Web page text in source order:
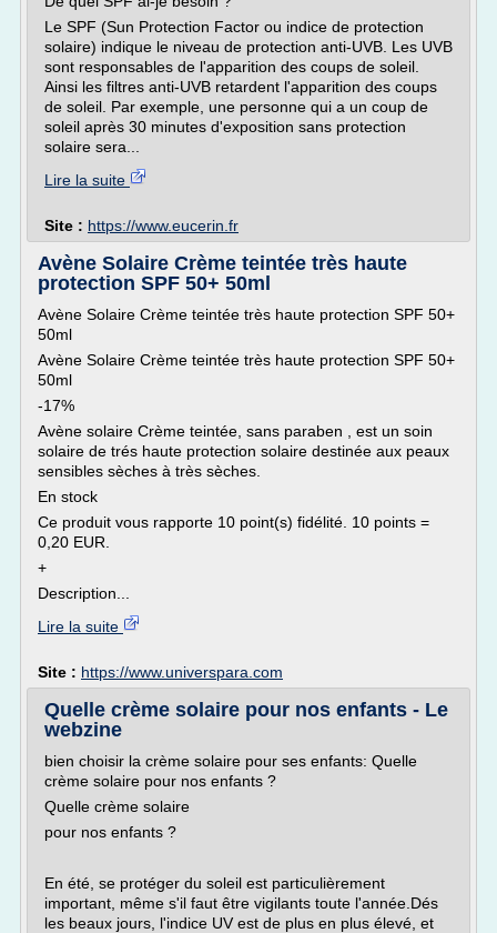
Le SPF (Sun Protection Factor ou indice de protection
solaire) indique le niveau de protection anti-UVB. Les UVB
sont responsables de l'apparition des coups de soleil.
Ainsi les filtres anti-UVB retardent l'apparition des coups
de soleil. Par exemple, une personne qui a un coup de
soleil après 30 minutes d'exposition sans protection
solaire sera...
Lire la suite
Site : https://www.eucerin.fr
Avène Solaire Crème teintée très haute
protection SPF 50+ 50ml
Avène Solaire Crème teintée très haute protection SPF 50+
50ml
Avène Solaire Crème teintée très haute protection SPF 50+
50ml
-17%
Avène solaire Crème teintée, sans paraben , est un soin
solaire de trés haute protection solaire destinée aux peaux
sensibles sèches à très sèches.
En stock
Ce produit vous rapporte 10 point(s) fidélité. 10 points =
0,20 EUR.
+
Description...
Lire la suite
Site : https://www.universpara.com
Quelle crème solaire pour nos enfants - Le
webzine
bien choisir la crème solaire pour ses enfants: Quelle
crème solaire pour nos enfants ?
Quelle crème solaire
pour nos enfants ?
En été, se protéger du soleil est particulièrement
important, même s'il faut être vigilants toute l'année.Dés
les beaux jours, l'indice UV est de plus en plus élevé, et